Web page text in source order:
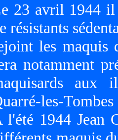
23 avril 1944 il
résistants
les maquis
notamment
aux
les-
l'été 1944 Jean